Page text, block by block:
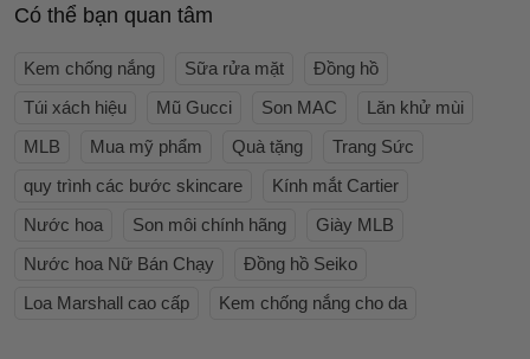
Có thể bạn quan tâm
Kem chống nắng Sữa rửa mặt
Đồng hồ
Túi xách hiệu
Mũ Gucci Son MAC
Lăn khử mùi
MLB
Mua mỹ phẩm Quà tặng
Trang Sức
quy trình các bước skincare
Kính mắt Cartier
Nước hoa
Son môi chính hãng
Giày MLB
Nước hoa Nữ Bán Chạy
Đồng hồ Seiko
Loa Marshall cao cấp
Kem chống nắng cho da